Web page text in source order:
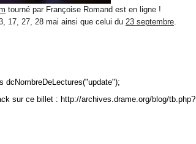
tourné par Françoise Romand est en ligne !
17, 27, 28 mai ainsi que celui du 23 septembre
dcNombreDeLectures("update");
sur ce billet : http://archives.drame.org/blog/tb.php?